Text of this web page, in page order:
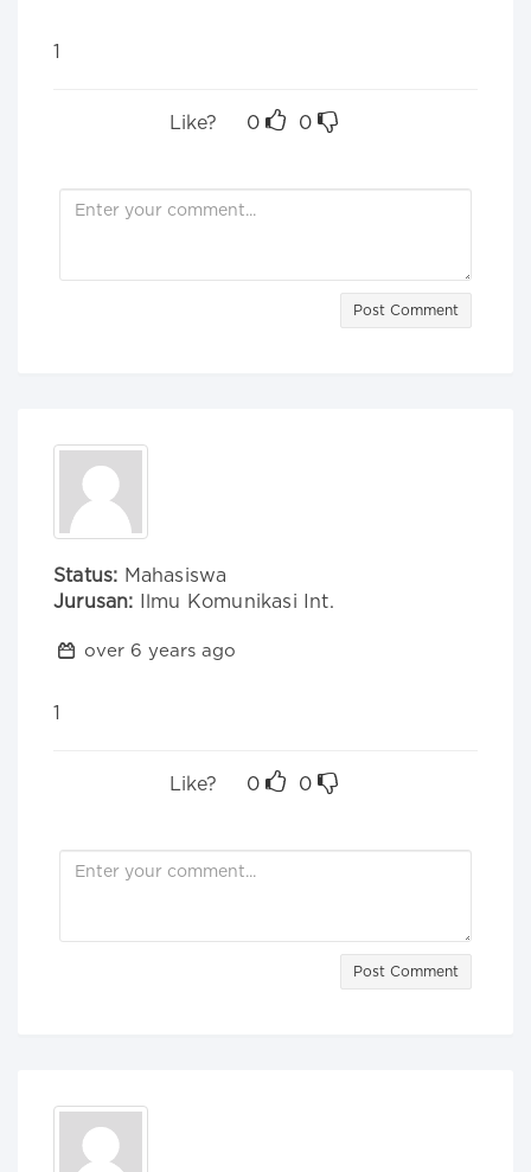
1
Like? 0 0
Post Comment
Status: Mahasiswa
Jurusan: Ilmu Komunikasi Int.
over 6 years ago
1
Like? 0 0
Post Comment